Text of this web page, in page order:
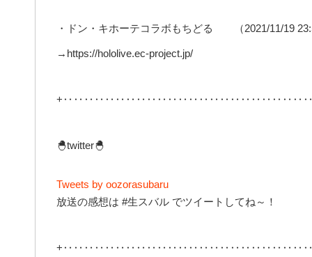
・ドン・キホーテコラボもちどる （2021/11/19
→https://hololive.ec-project.jp/
🐣twitter🐣
Tweets by oozorasubaru
放送の感想は #生スバル でツイートしてね～！